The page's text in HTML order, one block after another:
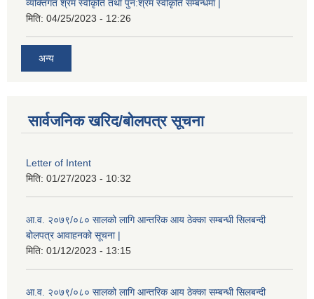
व्यक्तिगत श्रम स्वीकृति तथा पुन:श्रम स्वीकृति सम्बन्धमा |
मिति: 04/25/2023 - 12:26
अन्य
सार्वजनिक खरिद/बोलपत्र सूचना
Letter of Intent
मिति: 01/27/2023 - 10:32
आ.व. २०७९/०८० सालको लागि आन्तरिक आय ठेक्का सम्बन्धी सिलबन्दी
बोलपत्र आवाहनको सूचना |
मिति: 01/12/2023 - 13:15
आ.व. २०७९/०८० सालको लागि आन्तरिक आय ठेक्का सम्बन्धी सिलबन्दी